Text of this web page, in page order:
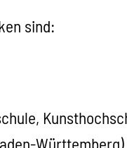
sind:
Württemberg)